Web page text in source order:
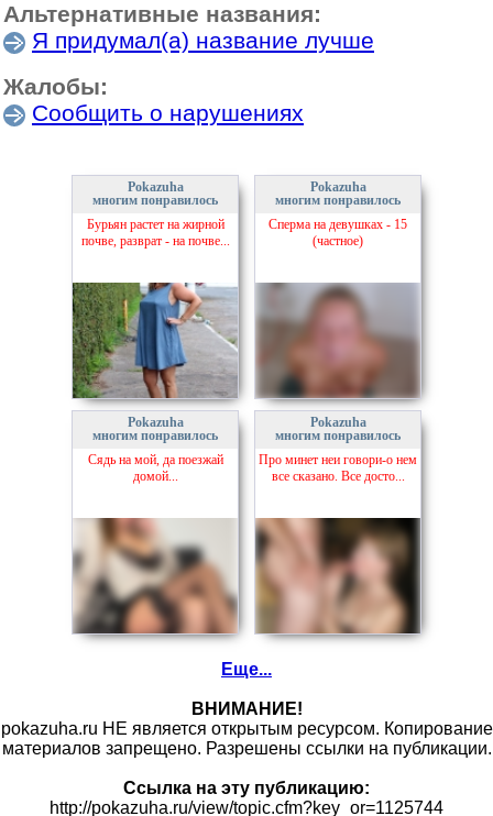
Альтернативные названия:
Я придумал(а) название лучше
Жалобы:
Сообщить о нарушениях
Pokazuha
многим понравилось
Бурьян растет на жирной
почве, разврат - на почве...
Pokazuha
многим понравилось
Сперма на девушках - 15
(частное)
Pokazuha
многим понравилось
Сядь на мой, да поезжай
домой...
Pokazuha
многим понравилось
Про минет неи говори-о нем
все сказано. Все досто...
Еще...
ВНИМАНИЕ!
pokazuha.ru НЕ является открытым ресурсом. Копирование
материалов запрещено. Разрешены ссылки на публикации.
Ссылка на эту публикацию:
http://pokazuha.ru/view/topic.cfm?key_or=1125744